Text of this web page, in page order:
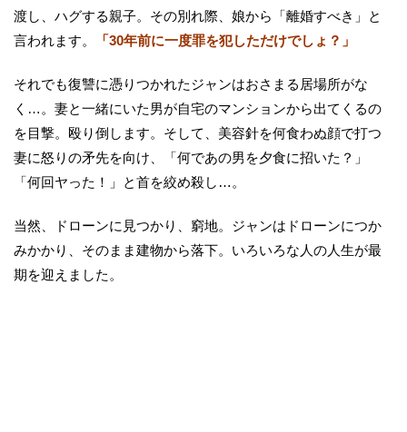
渡し、ハグする親子。その別れ際、娘から「離婚すべき」と
言われます。
「30年前に一度罪を犯しただけでしょ？」
それでも復讐に憑りつかれたジャンはおさまる居場所がな
く…。妻と一緒にいた男が自宅のマンションから出てくるの
を目撃。殴り倒します。そして、美容針を何食わぬ顔で打つ
妻に怒りの矛先を向け、「何であの男を夕食に招いた？」
「何回ヤった！」と首を絞め殺し…。
当然、ドローンに見つかり、窮地。ジャンはドローンにつか
みかかり、そのまま建物から落下。いろいろな人の人生が最
期を迎えました。